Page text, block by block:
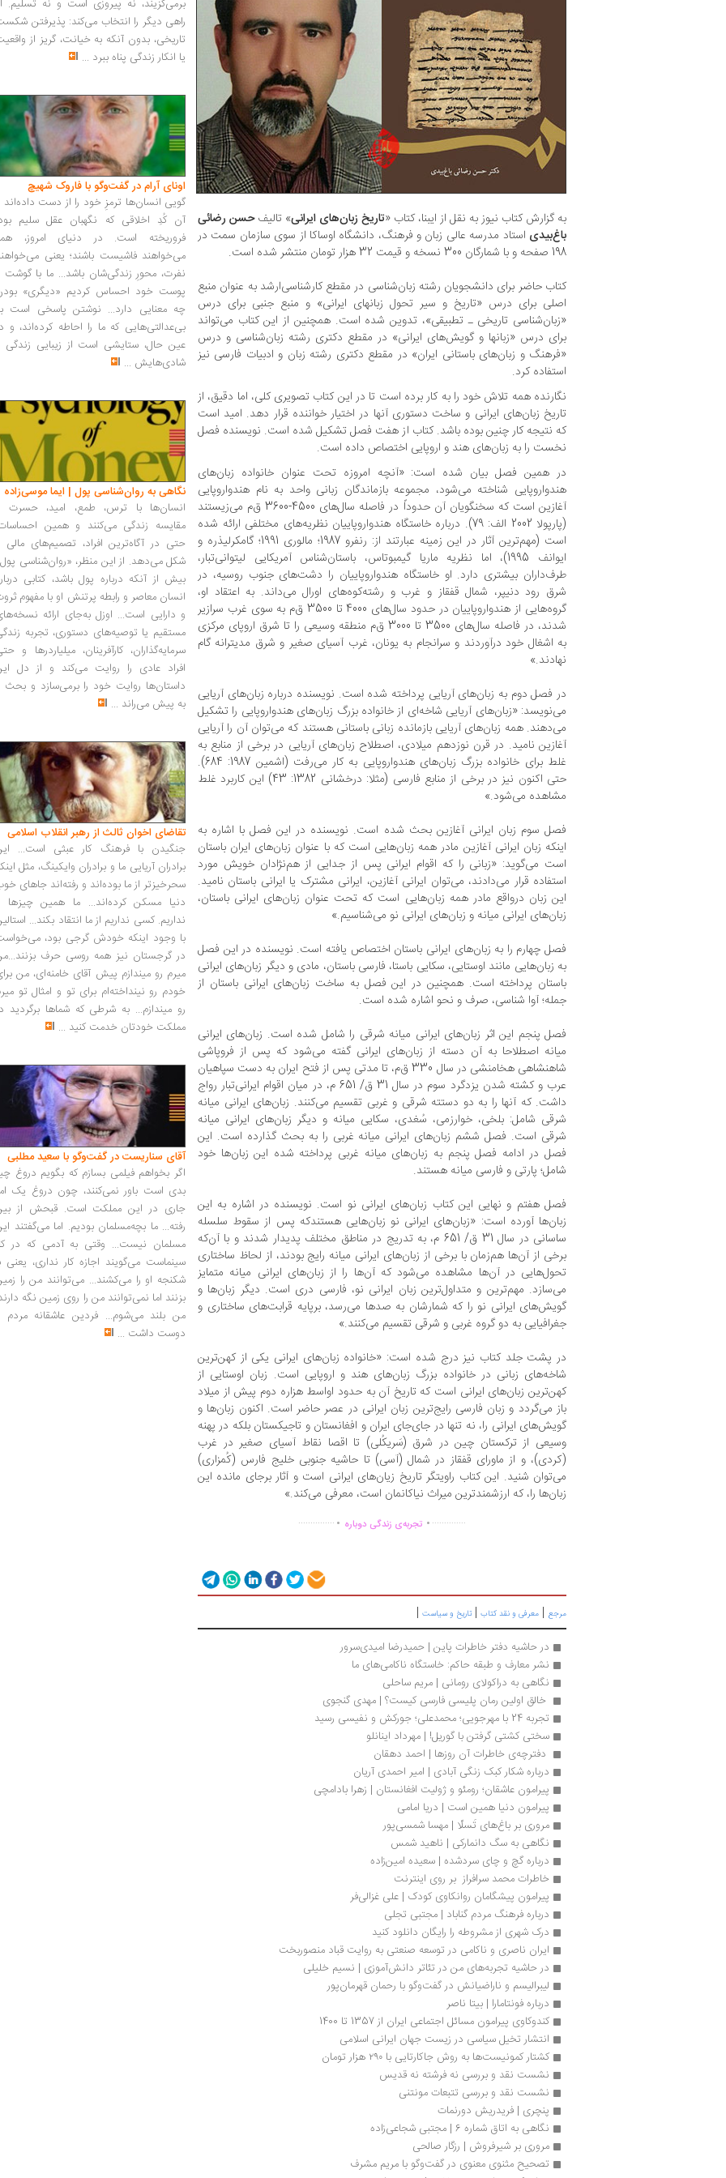
به گزارش کتاب نیوز به نقل از ایبنا، کتاب «تاریخ زبا‌‌‌ن‌های ایرانی» تالیفحسن رضائی
باغ‌بیدی استاد مدرسه عالی زبان و فرهنگ، دانشگاه اوساکا از سوی سازمان سمت در
198 صفحه و با شمارگان 300 نسخه و قیمت 32 هزار تومان منتشر شده است.
كتاب حاضر برای دانشجویان رشته زبان‌شناسی در مقطع کارشناسی‌ارشد به عنوان منبع
اصلی برای درس «تاریخ و سیر تحول زبانهای ایرانی» و منبع جنبی برای درس
«زبان‌شناسی تاریخی ـ تطبیقی»، تدوین شده است. همچنین از این کتاب می‌تواند
برای درس «زبانها و گویش‌های ایرانی» در مقطع دکتری رشته زبان‌شناسی و درس
«فرهنگ و زبان‌های باستانی ایران» در مقطع دکتری رشته زبان و ادبیات فارسی نیز
استفاده کرد.
نگارنده همه تلاش خود را به کار برده است تا در این کتاب تصویری کلی، اما دقیق، از
تاریخ زبان‌های ایرانی و ساخت دستوری آنها در اختیار خواننده قرار دهد. امید است
که نتیجه کار چنین بوده باشد. کتاب از هفت فصل تشکیل شده است. نویسنده فصل
نخست را به زبان‌های هند و اروپایی اختصاص داده است.
در همین فصل بیان شده است: «آنچه امروزه تحت عنوان خانواده زبان‌‌های
هندواروپایی شناخته می‌شود، مجموعه بازماندگان زبانی واحد به نام هندواروپایی
آغازین است که سخنگویان آن حدوداً در فاصله سال‌های 4500-3600 ق‌م می‌زیستند
(پارپولا 2002 الف: 79). درباره خاستگاه هندواروپاییان نظریه‌های مختلفی ارائه شده
است (مهم‌ترین آثار در این زمینه عبارتند از: رنفرو 1987؛ مالوری 1991؛ گامکرلیذره و
ایوانف 1995)، اما نظریه ماریا گیمبوتاس، باستان‌شناس آمریکایی لیتوانی‌تبار،
طرف‌داران بیشتری دارد. او خاستگاه هندواروپاییان را دشت‌های جنوب روسیه، در
شرق رود دنیپر، شمال قفقاز و غرب و رشته‌کوه‌های اورال می‌داند. به اعتقاد او،
گروه‌هایی از هندواروپاییان در حدود سال‌های 4000 تا 3500 ق‌م به سوی غرب سرازیر
شدند، در فاصله سا‌ل‌های 3500 تا 3000 ق‌م منطقه وسیعی را تا شرق اروپای مرکزی
به اشغال خود درآوردند و سرانجام به یونان، غرب آسیای صغیر و شرق مدیترانه گام
نهادند.»
در فصل دوم به زبان‌های آریایی پرداخته شده است. نویسنده درباره زبان‌های آریایی
می‌نویسد:‌ «زبان‌های آریایی شاخه‌ای از خانواده بزرگ زبان‌های هندواروپایی را تشکیل
می‌دهند. همه زبان‌های آریایی بازمانده زبانی باستانی هستند که می‌توان آن را آریایی
آغازین نامید. در قرن نوزدهم میلادی، اصطلاح زبان‌های آریایی در برخی از منابع به
غلط برای خانواده بزرگ زبان‌های هندواروپایی به کار می‌رفت (اشمین 1987: 684).
حتی اکنون نیز در برخی از منابع فارسی (مثلا: درخشانی 1382: 43) این کاربرد غلط
مشاهده می‌شود.»
فصل سوم زبان‌ ایرانی آغازین بحث شده است. نویسنده در این فصل با اشاره به
اینکه زبان ایرانی آغازین مادر همه زبان‌هایی است که با عنوان زبان‌های ایران باستان
است می‌گوید: «زبانی را که اقوام ایرانی پس از جدایی از هم‌نژادان خویش مورد
استفاده قرار می‌دادند، می‌توان ایرانی آغازین، ایرانی مشترک یا ایرانی باستان نامید.
این زبان درواقع مادر همه زبان‌هایی است که تحت عنوان زبان‌های ایرانی باستان،
زبان‌های ایرانی میانه و زبان‌های ایرانی نو می‌شناسیم.»
فصل چهارم را به زبان‌های ایرانی باستان اختصاص یافته است. نویسنده در این فصل
به زبان‌هایی مانند اوستایی، سکایی باستا، فارسی باستان، مادی و دیگر زبان‌های ایرانی
باستان پرداخته است. همچنین در این فصل به ساخت زبان‌های ایرانی باستان از
جمله؛ آوا شناسی، صرف و نحو اشاره شده است.
فصل پنجم این اثر زبان‌های ایرانی میانه شرقی را شامل شده است. زبان‌های ایرانی
میانه اصطلاحا به آن دسته از زبان‌های ایرانی گفته می‌شود که پس از فروپاشی
شاهنشاهی هخامنشی در سال 330 ق‌م، تا مدتی پس از فتح ایران به دست سپاهیان
عرب و کشته شدن یزدگرد سوم در سال 31 ق/ 651 م، در میان اقوام ایرانی‌تبار رواج
داشت. که آنها را به دو دستته شرقی و غربی تقسیم می‌کنند. زبان‌های ایرانی میانه
شرقی شامل: بلخی، خوارزمی، سُغدی، سکایی میانه و دیگر زبان‌های ایرانی میانه
شرقی است. فصل ششم زبان‌های ایرانی میانه غربی را به بحث گذارده است. این
فصل در ادامه فصل پنجم به زبان‌های میانه غربی پرداخته شده این زبان‌ها خود
شامل؛ پارتی و فارسی میانه هستند.
فصل هفتم و نهایی این کتاب زبان‌های ایرانی نو است. نویسنده در اشاره به این
زبان‌ها آورده است: «زبان‌های ایرانی نو زبان‌هایی هستندکه پس از سقوط سلسله
ساسانی در سال 31 ق/ 651 م، به تدریج در مناطق مختلف پدیدار شدند و با آن‌که
برخی از آن‌ها هم‌زمان با برخی از زبان‌های ایرانی میانه رایج بودند، از لحاظ ساختاری
تحول‌هایی در آن‌ها مشاهده می‌شود که آن‌ها را از زبان‌های ایرانی میانه متمایز
می‌سازد. مهم‌ترین و متداول‌ترین زبان ایرانی نو، فارسی دری است. دیگر زبان‌ها و
گویش‌های ایرانی نو را که شمارشان به صدها می‌رسد، برپایه قرابت‌های ساختاری و
جغرافیایی به دو گروه غربی و شرقی تقسیم می‌کنند.»
در پشت جلد کتاب نیز درج شده است: «خانواده زبان‌های ایرانی یکی از کهن‌ترین
شاخه‌های زبانی در خانواده بزرگ زبان‌های هند و اروپایی است. زبان اوستایی از
کهن‌ترین زبان‌های ایرانی است که تاریخ آن به حدود اواسط هزاره دوم پیش از میلاد
باز می‌گردد و زبان فارسی رایج‌ترین زبان ایرانی در عصر حاضر است. اکنون زبان‌ها و
گویش‌های ایرانی را، نه تنها در جای‌جای ایران و افغانستان و تاجیکستان بلکه در پهنه
وسیعی از ترکستان چین در شرق (سَریکُلی) تا اقصا نقاط آسیای صغیر در غرب
(کردی)، و از ماورای قفقاز در شمال (آسی) تا حاشیه جنوبی خلیج فارس (کُمزاری)
می‌توان شنید. این کتاب راویتگر تاریخ زیان‌های ایرانی است و آثار برجای مانده این
زبان‌ها را، که ارزشمندترین میراث نیاکانمان است، معرفی می‌کند.»
............... . تجربه‌ی زندگی دوباره . ..............
مرجع | معرفی و نقد کتاب | تاریخ و سیاست |
در حاشیه دفتر خاطرات پاین | حمیدرضا امیدی‌سرور
نشر معارف و طبقه حاکم: خاستگاه ناکامی‌های ما
نگاهی به دراکولای رومانی | مریم ساحلی
خالق اولین رمان پلیسی فارسی کیست؟ | مهدی گنجوی
تجربه 24 با مهرجویی؛ محمدعلی؛ جورکش و نفیسی رسید
سختی کشتی گرفتن با گوریل! | مهرداد اینانلو
دفترچه‌ی خاطرات آن روزها | احمد دهقان
درباره شکار کبک زنگی آبادی | امیر احمدی آریان
پیرامون عاشقان؛ رومئو و ژولیت افغانستان | زهرا بادامچی
پیرامون دنیا همین است | دریا امامی
مروری بر باغ‌های تَسلّا | مهسا شمسی‌پور
نگاهی به سگ دانمارکی | ناهید شمس
درباره گچ و چای سردشده | سعیده امین‌زاده
خاطرات محمد سرافراز  بر روی اینترنت
پیرامون پیشگامان روانکاوی کودک‮‬ | علی غزالی‌فر
درباره فرهنگ مردم گناباد | مجتبی تجلی
درک شهری از مشروطه را رایگان دانلود کنید
ایران ناصری و ناکامی در توسعه صنعتی به روایت قباد منصوربخت
در حاشیه تجربه‌های من در تئاتر دانش‌آموزی | نسیم خلیلی
لیبرالیسم و ناراضیانش در گفت‌وگو با رحمان قهرمان‌پور
درباره فونتامارا | بیتا ناصر
کندوکاوی پیرامون مسائل اجتماعی ایران از 1357 تا 1400
انتشار تخیل سیاسی در زیست جهان ایرانی اسلامی
کشتار کمونیست‌ها به روش جاکارتایی با ۲۹۰ هزار تومان
نشست نقد و بررسی نه فرشته نه قدیس
نشست نقد و بررسی تتبعات مونتنی
پنچری | فریدریش دورنمات
نگاهی به اتاق شماره 6 | مجتبی شجاعی‌زاده
مروری بر شیرفروش | رزگار صالحی
تصحیح مثنوی معنوی در گفت‌وگو با مریم مشرف
برمی‌گزیند، نه پیروزی است و نه تسلیم.
راهی دیگر را انتخاب می‌کند: پذیرفتن
تاریخی، بدون آنکه به خیانت، گریز از
یا انکار زندگی پناه ببرد ...
اونای آرام در گفت‌وگو با فاروک شهیچ‭
گویی انسان‌ها ترمزِ خود را از دست داده‌اند
آن کُدِ اخلاقی که نگهبان عقل سلیم
فروریخته است. در دنیای امروز،
می‌خواهند فاشیست باشند؛ یعنی
نفرت، محورِ زندگی‌شان باشد... ما با گوشت
پوست خود احساس کردیم «دیگری»
چه معنایی دارد... نوشتن پاسخی است
بی‌عدالتی‌هایی که ما را احاطه کرده‌اند، و
عین حال، ستایشی است از زیبایی زندگی
شادی‌هایش ...
نگاهی به روان‌شناسی پول | ایما موسی‌زاده
انسان‌ها با ترس، طمع، امید، حسرت
مقایسه زندگی می‌کنند و همین
حتی در آگاه‌ترین افراد، تصمیم‌های مالی
شکل می‌دهد. از این منظر، «روان‌شناسی
بیش از آنکه درباره پول باشد، کتابی
انسان معاصر و رابطه پرتنش او با مفهوم
و دارایی است... اوزل به‌جای ارائه
مستقیم یا توصیه‌های دستوری، تجربه
سرمایه‌گذاران، کارآفرینان، میلیاردرها و
افراد عادی را روایت می‌کند و از دل
داستان‌ها روایت خود را برمی‌سازد و بحث
به پیش می‌راند ...
تقاضای اخوان ثالث از رهبر انقلاب اسلامی
جنگیدن با فرهنگ کار عبثی است...
برادران آریایی ما و برادران وایکینگ، مثل
سحرخیزتر از ما بوده‌اند و رفته‌اند جاهای
دنیا مسکن کرده‌اند... ما همین چیزها
نداریم. کسی نداریم از ما انتقاد بکند...
با وجود اینکه خودش گرجی بود،
در گرجستان نیز همه روسی حرف
میرم رو میندازم پیش آقای خامنه‌ای، من
خودم رو نینداخته‌ام برای تو و امثال تو
رو میندازم... به شرطی که شماها برگردید
مملکت خودتان خدمت کنید ...
آقای سناریست در گفت‌وگو با سعید مطلبی
اگر بخواهم فیلمی بسازم که بگویم دروغ
بدی است باور نمی‌کنند، چون دروغ یک
جاری در این مملکت است. قبحش از
رفته... ما بچه‌مسلمان بودیم. اما می‌گفتند
مسلمان نیست... وقتی به آدمی که در
سینماست می‌گویند اجازه کار نداری، یعنی
شکنجه او را می‌کشند... می‌توانند من را
بزنند اما نمی‌توانند من را روی زمین نگه
من بلند می‌شوم... فردین عاشقانه مردم
دوست داشت ...